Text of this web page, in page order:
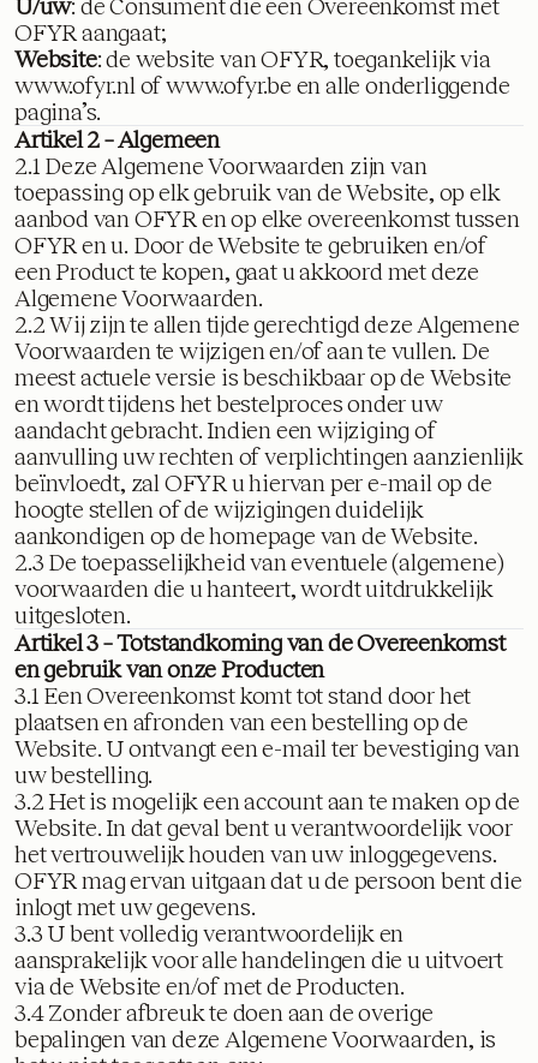
U/uw: de Consument die een Overeenkomst met
OFYR aangaat;
Website: de website van OFYR, toegankelijk via
www.ofyr.nl ofwww.ofyr.be en alle onderliggende
pagina’s.
Artikel 2 – Algemeen
2.1 Deze Algemene Voorwaarden zijn van
toepassing op elk gebruik van de Website, op elk
aanbod van OFYR en op elke overeenkomst tussen
OFYR en u. Door de Website te gebruiken en/of
een Product te kopen, gaat u akkoord met deze
Algemene Voorwaarden.
2.2 Wij zijn te allen tijde gerechtigd deze Algemene
Voorwaarden te wijzigen en/of aan te vullen. De
meest actuele versie is beschikbaar op de Website
en wordt tijdens het bestelproces onder uw
aandacht gebracht. Indien een wijziging of
aanvulling uw rechten of verplichtingen aanzienlijk
beïnvloedt, zal OFYR u hiervan per e-mail op de
hoogte stellen of de wijzigingen duidelijk
aankondigen op de homepage van de Website.
2.3 De toepasselijkheid van eventuele (algemene)
voorwaarden die u hanteert, wordt uitdrukkelijk
uitgesloten.
Artikel 3 – Totstandkoming van de Overeenkomst
en gebruik van onze Producten
3.1 Een Overeenkomst komt tot stand door het
plaatsen en afronden van een bestelling op de
Website. U ontvangt een e-mail ter bevestiging van
uw bestelling.
3.2 Het is mogelijk een account aan te maken op de
Website. In dat geval bent u verantwoordelijk voor
het vertrouwelijk houden van uw inloggegevens.
OFYR mag ervan uitgaan dat u de persoon bent die
inlogt met uw gegevens.
3.3 U bent volledig verantwoordelijk en
aansprakelijk voor alle handelingen die u uitvoert
via de Website en/of met de Producten.
3.4 Zonder afbreuk te doen aan de overige
bepalingen van deze Algemene Voorwaarden, is